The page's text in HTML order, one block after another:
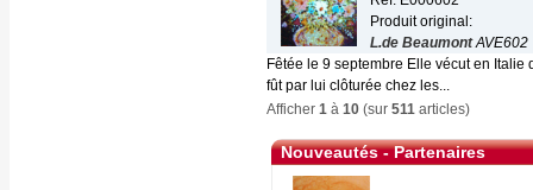
Produit original:
L.de BeaumontAVE602
Fêtée le 9 septembre Elle vécut en
fût par lui clôturée chez les...
Afficher 1 à 10 (sur 511 articles)
Nouveautés - Partenaires